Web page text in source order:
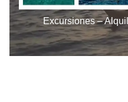
Excursiones –